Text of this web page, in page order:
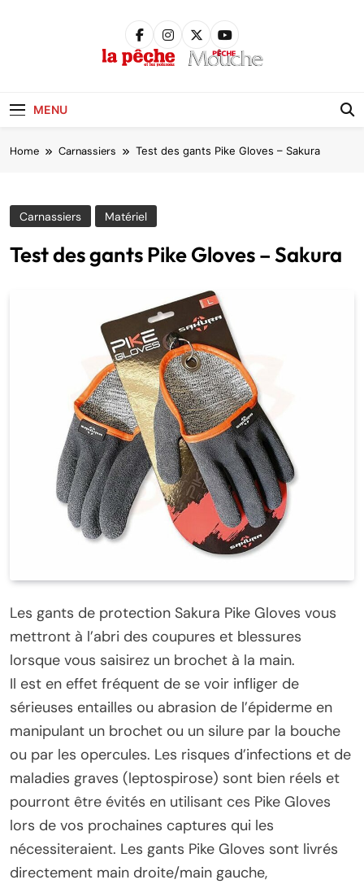
MENU
Home Carnassiers Test des gants Pike Gloves – Sakura
Carnassiers Matériel
Test des gants Pike Gloves – Sakura
Les gants de protection Sakura Pike Gloves vous
mettront à l’abri des coupures et blessures
lorsque vous saisirez un brochet à la main.
Il est en effet fréquent de se voir infliger de
sérieuses entailles ou abrasion de l’épiderme en
manipulant un brochet ou un silure par la bouche
ou par les opercules. Les risques d’infections et de
maladies graves (leptospirose) sont bien réels et
pourront être évités en utilisant ces Pike Gloves
lors de vos prochaines captures qui les
nécessiteraient. Les gants Pike Gloves sont livrés
directement main droite/main gauche,